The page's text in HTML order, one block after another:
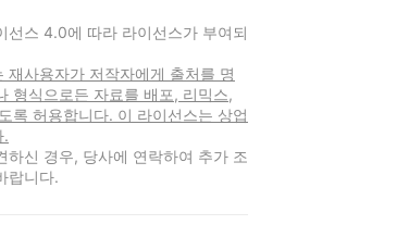
선스 4.0에 따라 라이선스가 부여되
재사용자가 저작자에게 출처를 명
형식으로든 자료를 배포, 리믹스,
록 허용합니다. 이 라이선스는 상업
.
하신 경우, 당사에 연락하여 추가 조
랍니다.